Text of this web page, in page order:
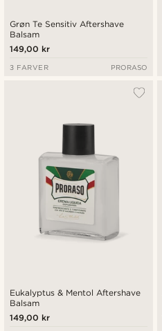
Grøn Te Sensitiv Aftershave
Balsam
149,00 kr
3 FARVER PRORASO
Eukalyptus & Mentol Aftershave
Balsam
149,00 kr